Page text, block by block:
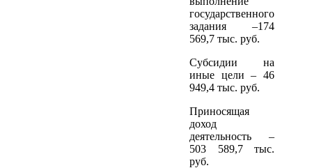
государственного
задания –174
569,7 тыс. руб.
Субсидии на
иные цели – 46
949,4 тыс. руб.
Приносящая
доход
деятельность –
503 589,7 тыс.
руб.